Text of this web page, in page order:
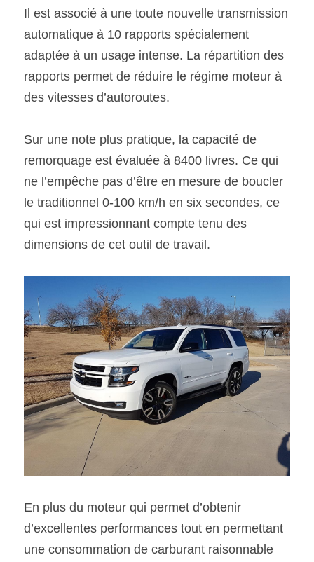
Il est associé à une toute nouvelle transmission
automatique à 10 rapports spécialement
adaptée à un usage intense. La répartition des
rapports permet de réduire le régime moteur à
des vitesses d’autoroutes.
Sur une note plus pratique, la capacité de
remorquage est évaluée à 8400 livres. Ce qui
ne l’empêche pas d’être en mesure de boucler
le traditionnel 0-100 km/h en six secondes, ce
qui est impressionnant compte tenu des
dimensions de cet outil de travail.
En plus du moteur qui permet d’obtenir
d’excellentes performances tout en permettant
une consommation de carburant raisonnable